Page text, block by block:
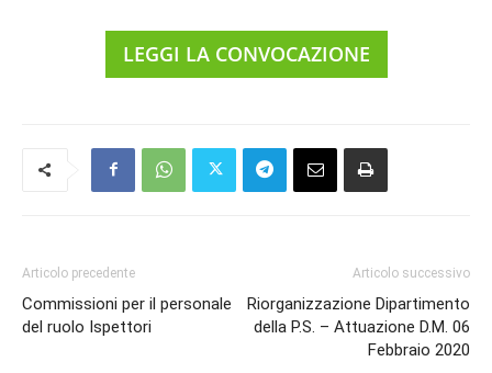
LEGGI LA CONVOCAZIONE
Articolo precedente
Commissioni per il personale
del ruolo Ispettori
Articolo successivo
Riorganizzazione Dipartimento
della P.S. – Attuazione D.M. 06
Febbraio 2020